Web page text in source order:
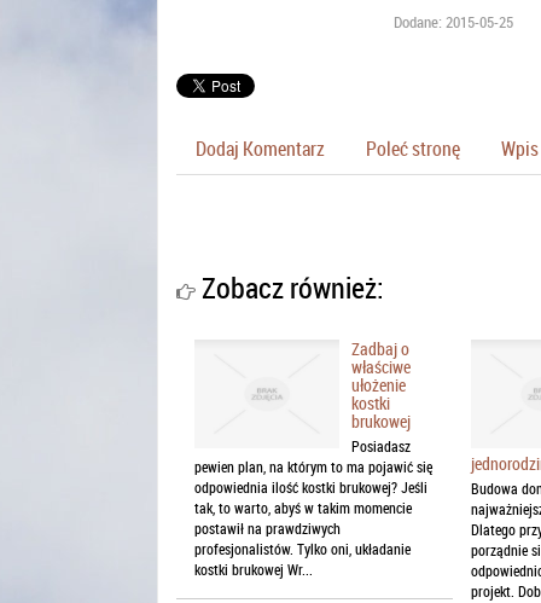
Dodane: 2015-05-25
Dodaj Komentarz Poleć stronę
Zobacz również:
Zadbaj o
właściwe
ułożenie
kostki
brukowej
Posiadasz
pewien plan, na którym to ma pojawić się
odpowiednia ilość kostki brukowej? Jeśli
tak, to warto, abyś w takim momencie
postawił na prawdziwych
profesjonalistów. Tylko oni, układanie
kostki brukowej Wr...
Budowa
Dlatego
porządnie
projekt.